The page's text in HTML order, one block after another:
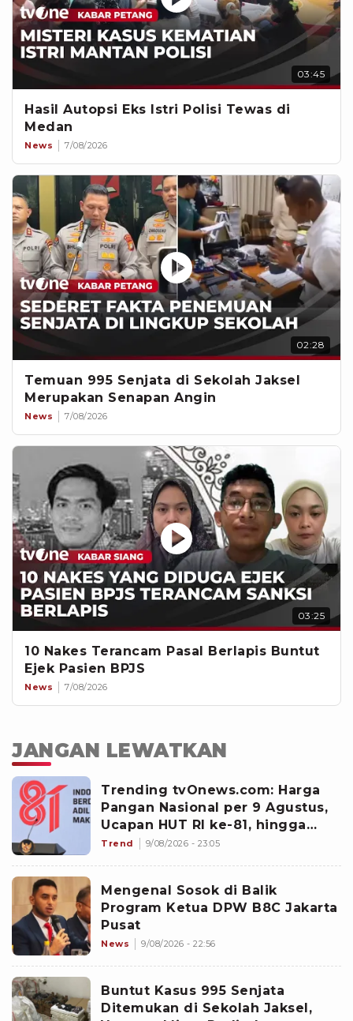
03:45
Hasil Autopsi Eks Istri Polisi Tewas di
Medan
News 7/08/2026
02:28
Temuan 995 Senjata di Sekolah Jaksel
Merupakan Senapan Angin
News 7/08/2026
03:25
10 Nakes Terancam Pasal Berlapis Buntut
Ejek Pasien BPJS
News 7/08/2026
JANGAN LEWATKAN
Trending tvOnews.com: Harga
Pangan Nasional per 9 Agustus,
Ucapan HUT RI ke-81, hingga
Viral Foto Pengantin "Yank Uwes
Trend 9/08/2026 - 23:05
Mengenal Sosok di Balik
Program Ketua DPW B8C Jakarta
Pusat
News 9/08/2026 - 22:56
Buntut Kasus 995 Senjata
Ditemukan di Sekolah Jaksel,